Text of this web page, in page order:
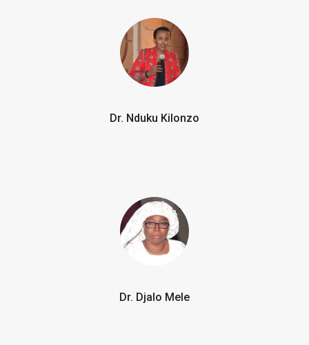
Dr. Nduku Kilonzo
Dr. Djalo Mele